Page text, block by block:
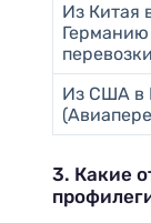
Из Китая
Из США в
3. Какие